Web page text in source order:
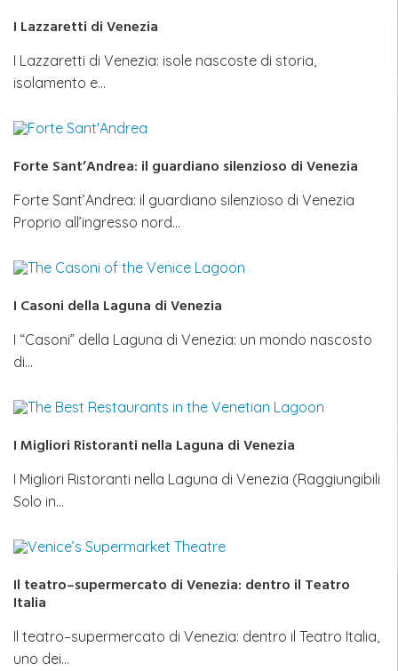
I Lazzaretti di Venezia
I Lazzaretti di Venezia: isole nascoste di storia,
isolamento e…
Forte Sant’Andrea: il guardiano silenzioso di Venezia
Forte Sant’Andrea: il guardiano silenzioso di Venezia
Proprio all’ingresso nord…
I Casoni della Laguna di Venezia
I “Casoni” della Laguna di Venezia: un mondo nascosto
di…
I Migliori Ristoranti nella Laguna di Venezia
I Migliori Ristoranti nella Laguna di Venezia (Raggiungibili
Solo in…
Il teatro–supermercato di Venezia: dentro il Teatro
Italia
Il teatro–supermercato di Venezia: dentro il Teatro Italia,
uno dei…